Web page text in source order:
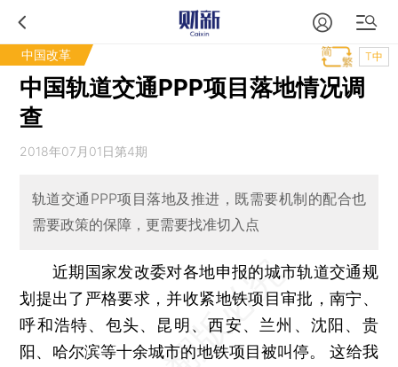
中国改革 T中
中国轨道交通PPP项目落地情况调
查
2018年07月01日第4期
轨道交通PPP项目落地及推进，既需要机制的配合也
需要政策的保障，更需要找准切入点
近期国家发改委对各地申报的城市轨道交通规
划提出了严格要求，并收紧地铁项目审批，南宁、
呼和浩特、包头、昆明、西安、兰州、沈阳、贵
阳、哈尔滨等十余城市的地铁项目被叫停。 这给我